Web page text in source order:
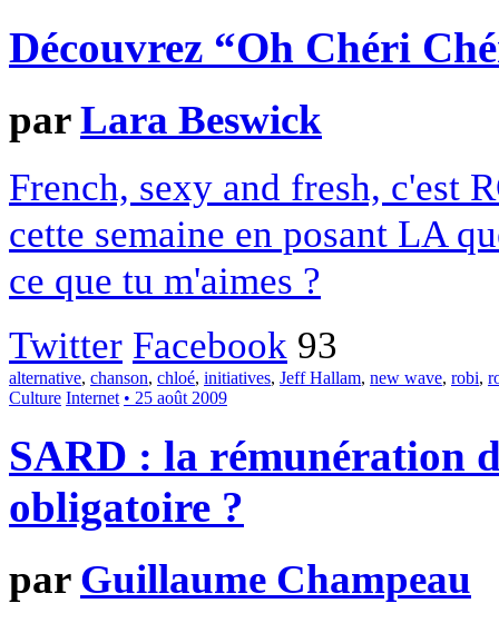
Découvrez “Oh Chéri
parLara Beswick
French, sexy and fresh, c'est
cette semaine en posant LA
ce que tu m'aimes ?
Twitter Facebook 93
alternative, chanson, chloé, initiatives, Jeff Hallam, new wave, robi,
Culture Internet • 25 août 2009
SARD : la rémunération
obligatoire ?
par Guillaume Champeau